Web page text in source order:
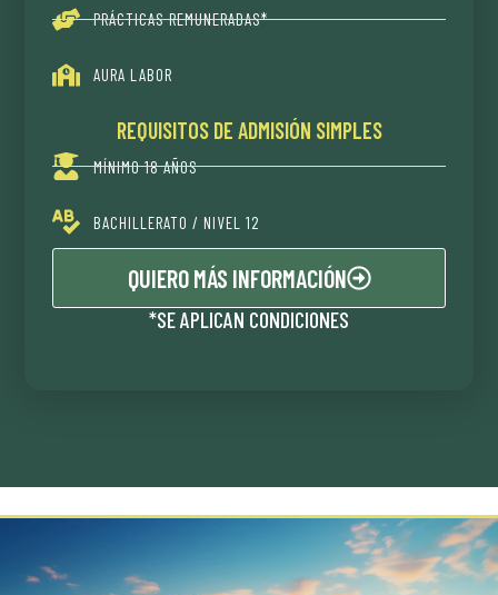
PRÁCTICAS REMUNERADAS*
AURA LABOR
REQUISITOS DE ADMISIÓN SIMPLES
MÍNIMO 18 AÑOS
BACHILLERATO / NIVEL 12
QUIERO MÁS INFORMACIÓN
*SE APLICAN CONDICIONES